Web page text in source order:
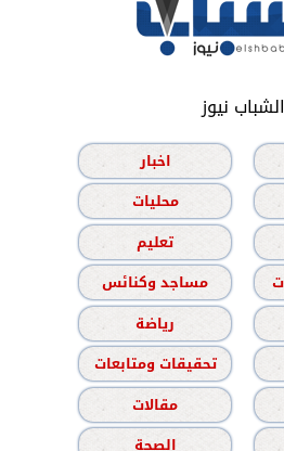
الشباب نيوز
اخبار
محليات
تعليم
مساجد وكنائس
رياضة
تحقيقات ومتابعات
مقالات
الصحة